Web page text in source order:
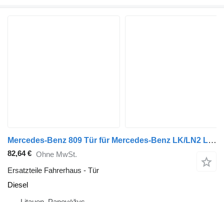
Mercedes-Benz 809 Tür für Mercedes-Benz LK/LN2 LKW
82,64 € Ohne MwSt.
Ersatzteile Fahrerhaus - Tür
Diesel